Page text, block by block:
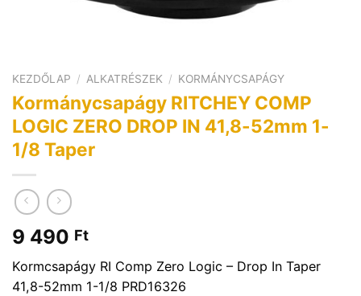
KEZDŐLAP / ALKATRÉSZEK / KORMÁNYCSAPÁGY
Kormánycsapágy RITCHEY COMP
LOGIC ZERO DROP IN 41,8-52mm 1-
1/8 Taper
9 490 Ft
Kormcsapágy RI Comp Zero Logic – Drop In Taper
41,8-52mm 1-1/8 PRD16326